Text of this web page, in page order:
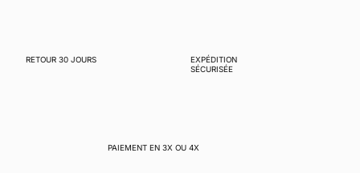
RETOUR 30 JOURS
EXPÉDITION
SÉCURISÉE
PAIEMENT EN 3X OU 4X